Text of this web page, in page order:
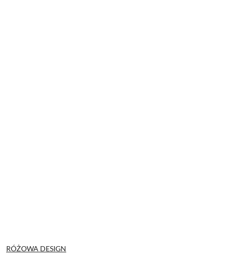
NAZWA
PRODUCENTA:
RÓŻOWA DESIGN